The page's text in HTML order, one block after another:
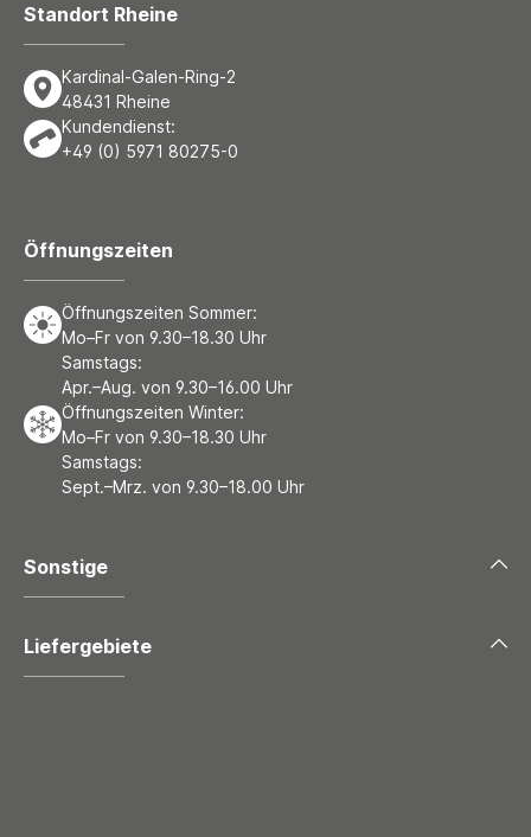
Standort Rheine
Kardinal-Galen-Ring-2
48431 Rheine
Kundendienst:
+49 (0) 5971 80275-0
Öffnungszeiten
Öffnungszeiten Sommer:
Mo–Fr von 9.30–18.30 Uhr
Samstags:
Apr.–Aug. von 9.30–16.00 Uhr
Öffnungszeiten Winter:
Mo–Fr von 9.30–18.30 Uhr
Samstags:
Sept.–Mrz. von 9.30–18.00 Uhr
Sonstige
Liefergebiete